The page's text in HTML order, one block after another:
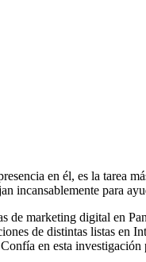
en él, es la tarea
incansablemente para
de marketing digital en
de distintas listas en
en esta investigación